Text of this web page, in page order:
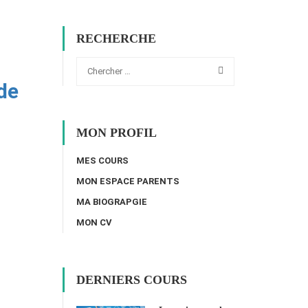
RECHERCHE
MON PROFIL
MES COURS
MON ESPACE PARENTS
MA BIOGRAPGIE
MON CV
DERNIERS COURS